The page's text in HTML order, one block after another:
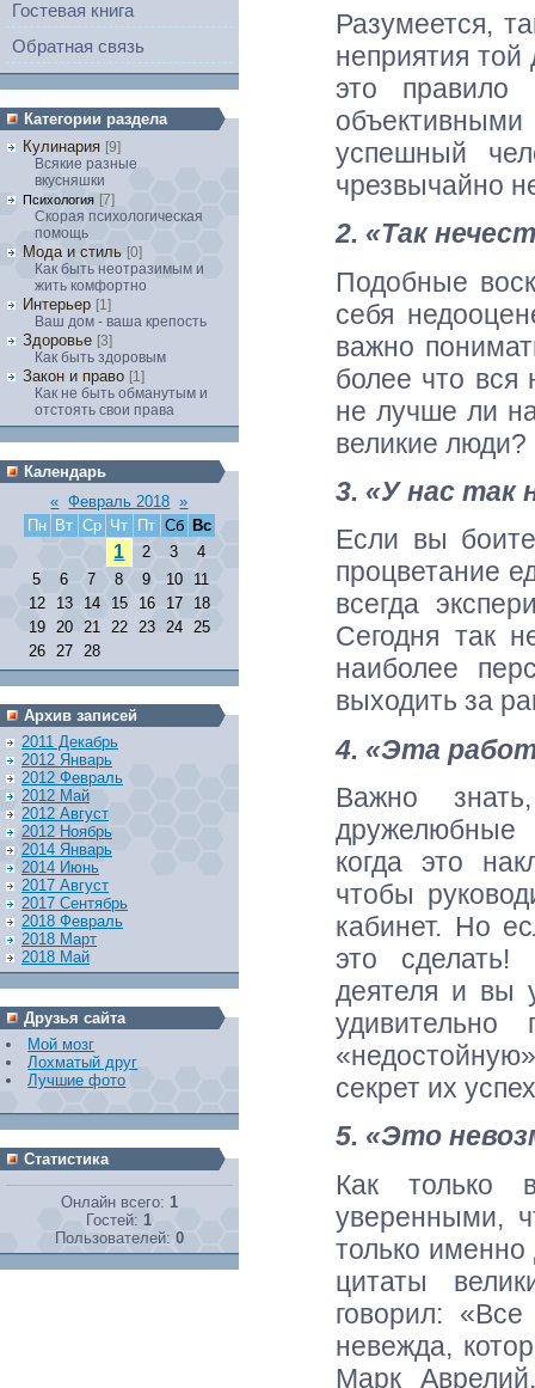
Гостевая книга
Обратная связь
Категории раздела
Кулинария [9]
Всякие разные
вкусняшки
Психология [7]
Скорая психологическая
помощь
Мода и стиль [0]
Как быть неотразимым и
жить комфортно
Интерьер [1]
Ваш дом - ваша крепость
Здоровье [3]
Как быть здоровым
Закон и право [1]
Как не быть обманутым и
отстоять свои права
Календарь
« Февраль 2018 »
Пн Вт Ср Чт Пт Сб Вс
1 2 3
4
5
6 7 8 9 10
11
12
13 14 15 16 17
18
19 20 21 22 23 24 25
26 27 28
Архив записей
2011 Декабрь
2012 Январь
2012 Февраль
2012 Май
2012 Август
2012 Ноябрь
2014 Январь
2014 Июнь
2017 Август
2017 Сентябрь
2018 Февраль
2018 Март
2018 Май
Друзья сайта
Мой мозг
Лохматый друг
Лучшие фото
Статистика
Онлайн всего: 1
Гостей: 1
Пользователей: 0
Разумеется,
неприятия той
это
успешный
чрезвычайно
2. «Так
Подобные
себя
важно
более что вся
не лучше ли
великие люди?
3. «У нас так
Если вы
процветание
всегда
Сегодня так
наиболее
выходить за
4. «Эта
Важно
дружелюбные
когда это
чтобы
кабинет. Но
это сделать!
деятеля и вы
секрет их
5. «Это
Как только
уверенными,
только
цитаты
говорил:
невежда,
Марк